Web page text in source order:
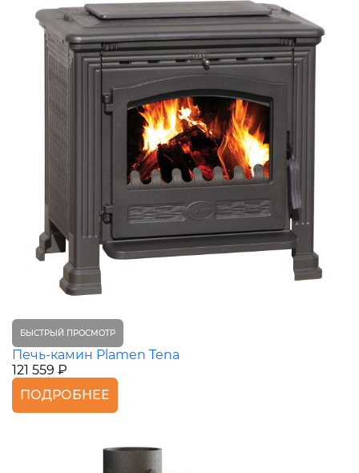
БЫСТРЫЙ ПРОСМОТР
Печь-камин Plamen Tena
121 559 ₽
ПОДРОБНЕЕ